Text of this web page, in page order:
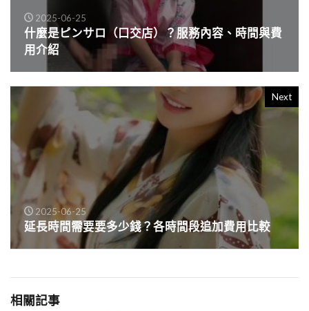
2025-06-25
什麼是ピンサロ（口交店）？服務內容、時間與費
用介紹
Next
2025-06-25
延長時間需要要多少錢？各時間段追加費用比較
相關記事